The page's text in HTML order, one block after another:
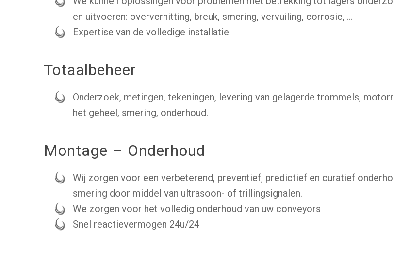
en uitvoeren: oververhitting, breuk, smering, vervuiling, corrosie, …
Expertise van de volledige installatie
Totaalbeheer
Onderzoek, metingen, tekeningen, levering van gelagerde trommels,
het geheel, smering, onderhoud.
Montage – Onderhoud
Wij zorgen voor een verbeterend, preventief, predictief en curatief
smering door middel van ultrasoon- of trillingsignalen.
We zorgen voor het volledig onderhoud van uw conveyors
Snel reactievermogen 24u/24